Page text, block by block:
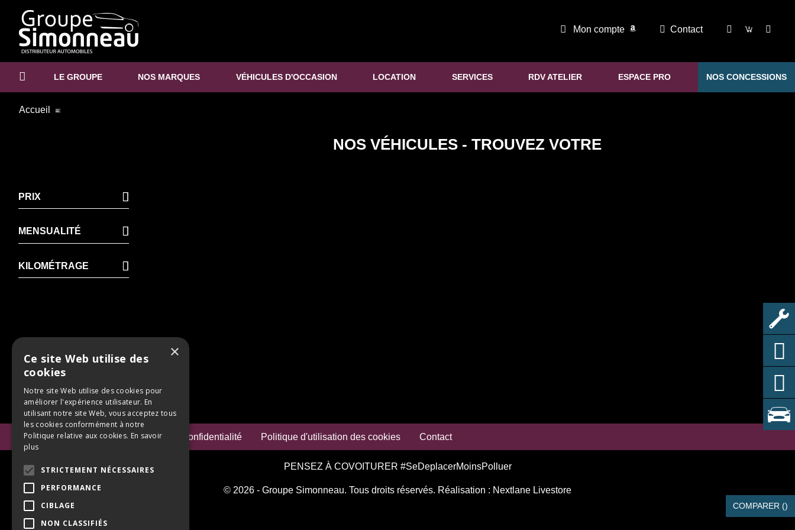
Mon compte Contact
LE GROUPE NOS MARQUES VÉHICULES D'OCCASION LOCATION SERVICES RDV ATELIER ESPACE PRO NOS CONCESSIONS
Accueil
PRIX
MENSUALITÉ
KILOMÉTRAGE
NOS VÉHICULES - TROUVEZ VOTRE
COMPARER ()
Mentions Légales Politique de confidentialité Politique d'utilisation des cookies Contact
PENSEZ À COVOITURER #SeDeplacerMoinsPolluer
© 2026 - Groupe Simonneau. Tous droits réservés. Réalisation : Nextlane Livestore
×
Ce site Web utilise des
cookies
Notre site Web utilise des cookies pour
améliorer l'expérience utilisateur. En
utilisant notre site Web, vous acceptez tous
les cookies conformément à notre
Politique relative aux cookies. En savoir
plus
STRICTEMENT NÉCESSAIRES
PERFORMANCE
CIBLAGE
NON CLASSIFIÉS